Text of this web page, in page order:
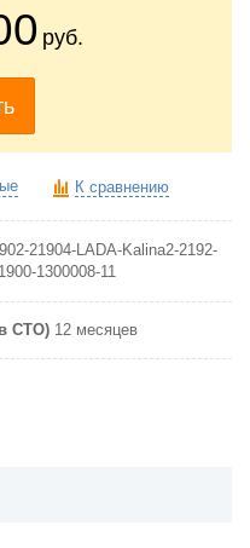
руб.
К сравнению
21904-LADA-Kalina2-2192-
1300008-11
СТО) 12 месяцев